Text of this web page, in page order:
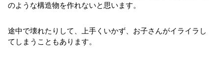
のような構造物を作れないと思います。
途中で壊れたりして、上手くいかず、お子さんがイライラし
てしまうこともあります。